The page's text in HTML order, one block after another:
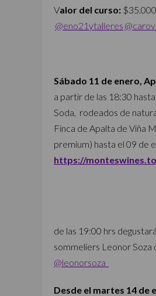
Valor del curso:
@eno21ytalleres
Sábado 11 de enero,
a partir de las 18:30
Soda, rodeados de
Finca de Apalta de Viña
premium) hasta el 09 de
https://
de las 19:00 hrs
sommeliers Leonor Soza
@leonorsoza
Desde el martes 14 de